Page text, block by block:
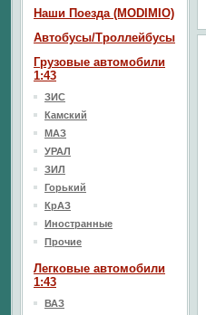
Наши Поезда (MODIMIO)
Автобусы/Троллейбусы
Грузовые автомобили
1:43
ЗИС
Камский
МАЗ
УРАЛ
ЗИЛ
Горький
КрАЗ
Иностранные
Прочие
Легковые автомобили
1:43
ВАЗ